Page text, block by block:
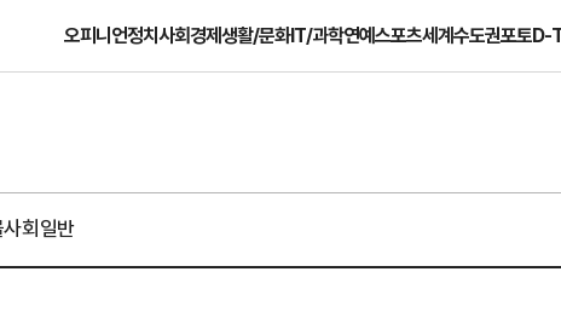
오피니언정치사회경제생활/문화IT/과학연예스포츠세계수도권포토D-
사회일반